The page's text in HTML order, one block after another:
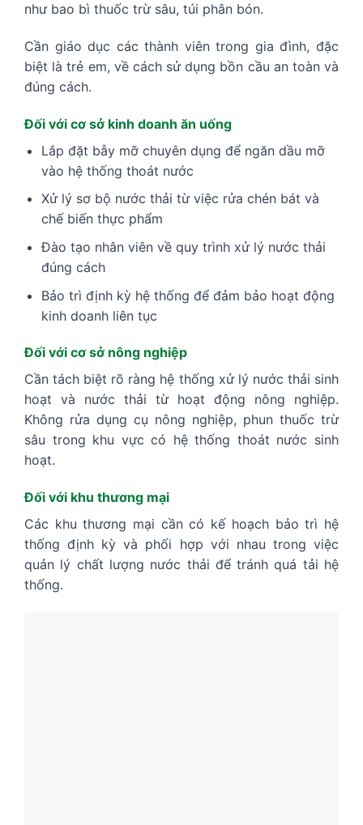
như bao bì thuốc trừ sâu, túi phân bón.
Cần giáo dục các thành viên trong gia đình, đặc
biệt là trẻ em, về cách sử dụng bồn cầu an toàn và
đúng cách.
Đối với cơ sở kinh doanh ăn uống
Lắp đặt bẫy mỡ chuyên dụng để ngăn dầu mỡ
vào hệ thống thoát nước
Xử lý sơ bộ nước thải từ việc rửa chén bát và
chế biến thực phẩm
Đào tạo nhân viên về quy trình xử lý nước thải
đúng cách
Bảo trì định kỳ hệ thống để đảm bảo hoạt động
kinh doanh liên tục
Đối với cơ sở nông nghiệp
Cần tách biệt rõ ràng hệ thống xử lý nước thải sinh
hoạt và nước thải từ hoạt động nông nghiệp.
Không rửa dụng cụ nông nghiệp, phun thuốc trừ
sâu trong khu vực có hệ thống thoát nước sinh
hoạt.
Đối với khu thương mại
Các khu thương mại cần có kế hoạch bảo trì hệ
thống định kỳ và phối hợp với nhau trong việc
quản lý chất lượng nước thải để tránh quá tải hệ
thống.